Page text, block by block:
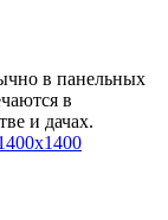
в панельных
в
и дачах.